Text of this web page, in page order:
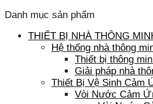
Danh mục sản phẩm
THIẾT BỊ NHÀ THÔNG
Hệ thống nhà thông
Thiết bị thông
Giải pháp nhà
Thiết Bị Vệ Sinh Cảm
Vòi Nước Cảm